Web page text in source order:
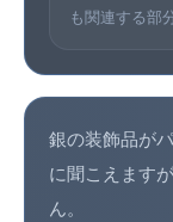
も関連する部
銀の装飾品が
に聞こえます
ん。